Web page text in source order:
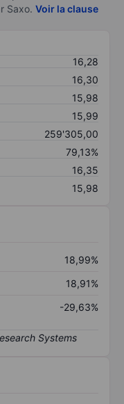
Saxo. Voir la clause
16,28
16,30
15,98
15,99
259'305,00
79,13%
16,35
15,98
18,99%
18,91%
-29,63%